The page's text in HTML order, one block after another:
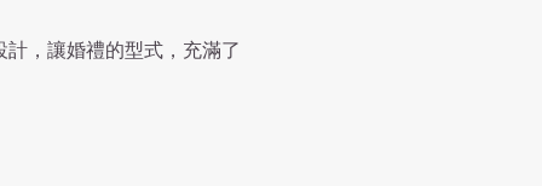
，讓婚禮的型式，充滿了